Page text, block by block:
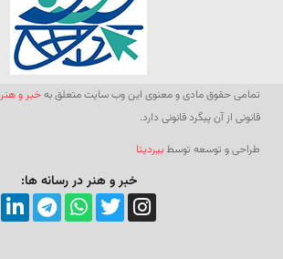
تمامی حقوق مادی و معنوی این وب سایت متعلق بهخبر و هنر
قانونی از آن پیگرد قانونی دارد.
طراحی و توسعه توسطبیردیتا
خبر و هنر در رسانه ها: